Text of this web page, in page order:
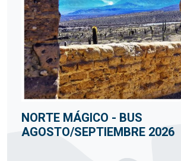
NORTE MÁGICO - BUS
AGOSTO/SEPTIEMBRE 2026